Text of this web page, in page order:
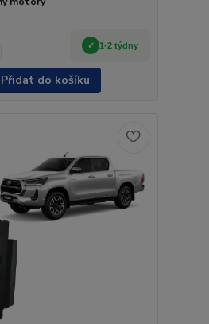
1-2 týdny
Přidat do košíku